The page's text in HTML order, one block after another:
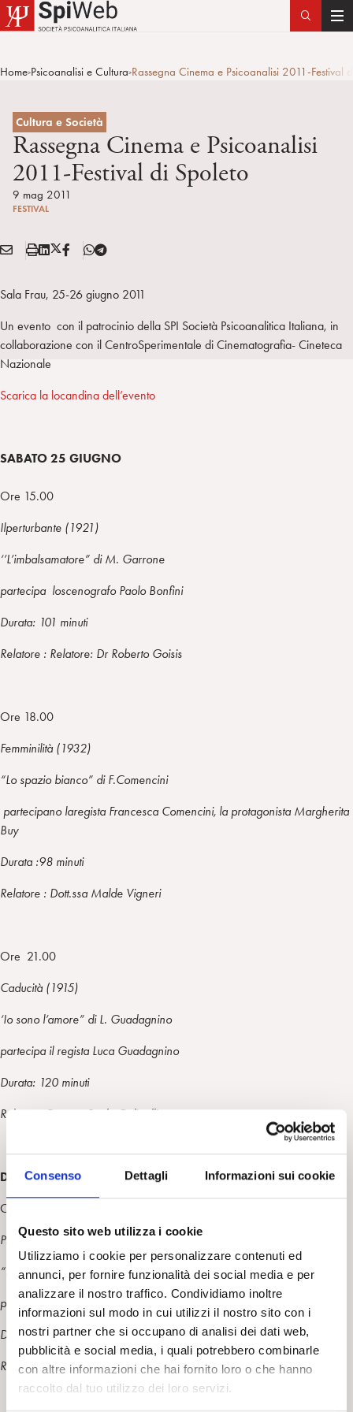
Consenso Dettagli Informazioni sui cookie
Questo sito web utilizza i cookie
Utilizziamo i cookie per personalizzare contenuti ed
annunci, per fornire funzionalità dei social media e per
analizzare il nostro traffico. Condividiamo inoltre
informazioni sul modo in cui utilizzi il nostro sito con i
nostri partner che si occupano di analisi dei dati web,
pubblicità e social media, i quali potrebbero combinarle
con altre informazioni che hai fornito loro o che hanno
raccolto dal tuo utilizzo dei loro servizi.
T
g
Home>Psicoanalisi e Cultura>Rassegna Cinema e Psicoanalisi 2011-Festival
Cultura e Società
Rassegna Cinema e Psicoanalisi
2011-Festival di Spoleto
9 mag 2011
FESTIVAL
Condividi:
E
A
L
S
a
p
a
L
e
d
i
X
T
i
t
t
r
F
T
l
g
Sala Frau, 25-26 giugno 2011
Un evento con il patrocinio della SPI Società Psicoanalitica Italiana, in
collaborazione con il CentroSperimentale di Cinematografia- Cineteca
Nazionale
Scarica la locandina dell’evento
SABATO 25 GIUGNO
Ore 15.00
Ilperturbante (1921)
‘’L’imbalsamatore” di M. Garrone
partecipa loscenografo Paolo Bonfini
Durata: 101 minuti
Relatore : Relatore: Dr Roberto Goisis
Ore 18.00
Femminilità (1932)
“Lo spazio bianco” di F.Comencini
partecipano laregista Francesca Comencini, la protagonista Margherita
Buy
Durata :98 minuti
Relatore : Dott.ssa Malde Vigneri
Ore 21.00
Caducità (1915)
‘Io sono l’amore” di L. Guadagnino
partecipa il regista Luca Guadagnino
Durata: 120 minuti
Relatore: Dott.ssa Paola Golinelli
DOMENICA 26 GIUGNO
Ore 15.00
Psicologia delle masse e analisi dell’Io (1921)
“Prova d’Orchestra”di F.Fellini
partecipa lo scenografo Dante Ferretti, commenta ItaloMoscati
Durata: 70 minuti
Relatore: Dr Giovanni Foresti